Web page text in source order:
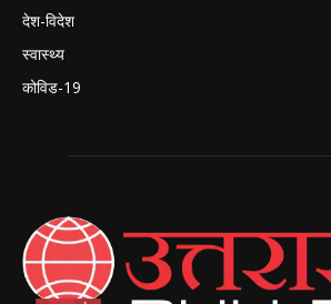
देश-विदेश
स्वास्थ्य
कोविड-19